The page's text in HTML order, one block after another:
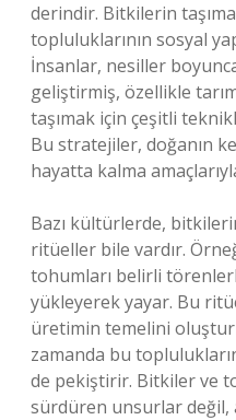
derindir. Bitkilerin
topluluklarının sosyal
İnsanlar, nesiller
geliştirmiş, özellikle
taşımak için çeşitli
Bu stratejiler, doğanın
hayatta kalma
Bazı kültürlerde,
ritüeller bile vardır.
tohumları belirli
yükleyerek yayar. Bu
üretimin temelini
zamanda bu
de pekiştirir. Bitkiler ve
sürdüren unsurlar değil,